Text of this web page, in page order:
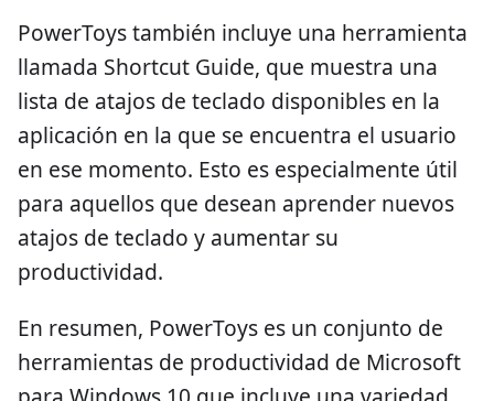
PowerToys también incluye una herramienta
llamada Shortcut Guide, que muestra una
lista de atajos de teclado disponibles en la
aplicación en la que se encuentra el usuario
en ese momento. Esto es especialmente útil
para aquellos que desean aprender nuevos
atajos de teclado y aumentar su
productividad.
En resumen, PowerToys es un conjunto de
herramientas de productividad de Microsoft